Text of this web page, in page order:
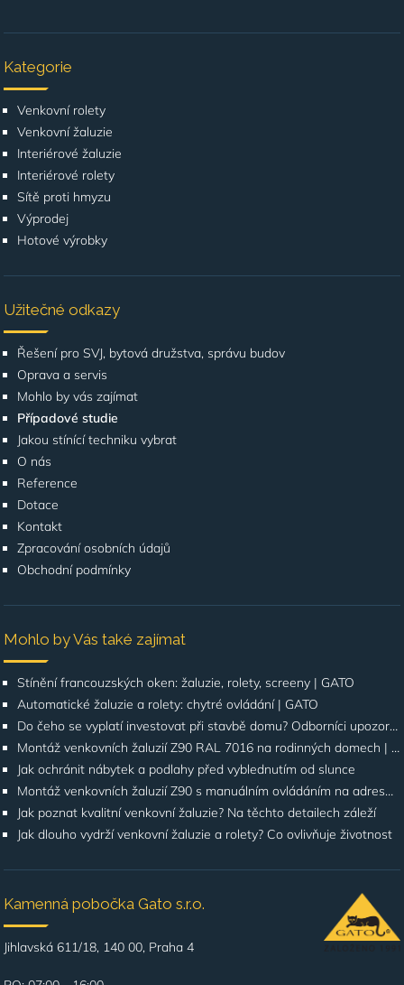
Kategorie
Venkovní rolety
Venkovní žaluzie
Interiérové žaluzie
Interiérové rolety
Sítě proti hmyzu
Výprodej
Hotové výrobky
Užitečné odkazy
Řešení pro SVJ, bytová družstva, správu budov
Oprava a servis
Mohlo by vás zajímat
Případové studie
Jakou stínící techniku vybrat
O nás
Reference
Dotace
Kontakt
Zpracování osobních údajů
Obchodní podmínky
Mohlo by Vás také zajímat
Stínění francouzských oken: žaluzie, rolety, screeny | GATO
Automatické žaluzie a rolety: chytré ovládání | GATO
Do čeho se vyplatí investovat při stavbě domu? Odborníci upozorňují na stínění oken
Montáž venkovních žaluzií Z90 RAL 7016 na rodinných domech | Případová studie
Jak ochránit nábytek a podlahy před vyblednutím od slunce
Montáž venkovních žaluzií Z90 s manuálním ovládáním na adrese Štúrova, Praha 4
Jak poznat kvalitní venkovní žaluzie? Na těchto detailech záleží
Jak dlouho vydrží venkovní žaluzie a rolety? Co ovlivňuje životnost
Kamenná pobočka Gato s.r.o.
Jihlavská 611/18, 140 00, Praha 4